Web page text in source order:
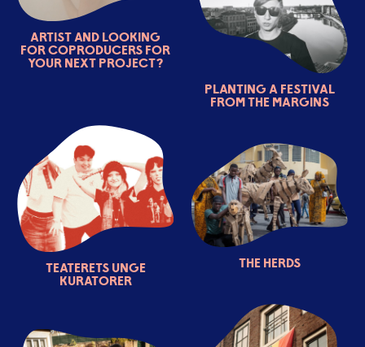
Artist and looking
for coproducers for
your next project?
Planting a festival
from the margins
Teaterets unge
kuratorer
The Herds